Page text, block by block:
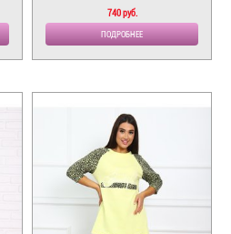
740 руб.
ПОДРОБНЕЕ